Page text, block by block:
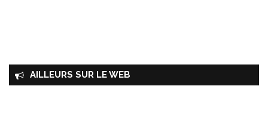
AILLEURS SUR LE WEB